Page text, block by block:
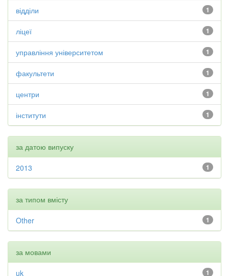
1
відділи
1
ліцеї
1
управління університетом
1
факультети
1
центри
1
інститути
за датою випуску
1
2013
за типом вмісту
1
Other
за мовами
1
uk